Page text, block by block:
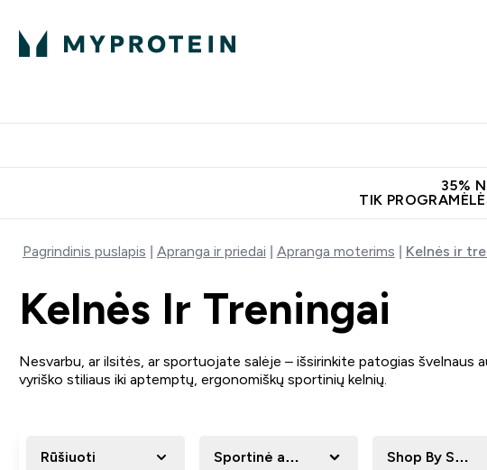
35%
TIK
Pagrindinis puslapis Apranga ir priedai Apranga moterims Kelnės ir
Kelnės Ir Treningai
Nesvarbu, ar ilsitės, ar sportuojate salėje – išsirinkite patogias švelnaus
vyriško stiliaus iki aptemptų, ergonomiškų sportinių kelnių.
Rūšiuoti Sportinė apranga Shop By Sport